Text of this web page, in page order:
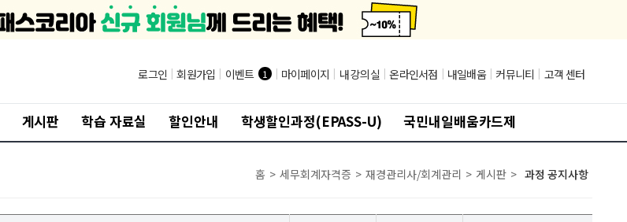
로그인 | 회원가입 | 이벤트 1 | 마이페이지 | 내 강의실 | 온라인서점 | 내일배움 | 커뮤니티 | 고객 센터
게시판 학습 자료실 할인안내 학생할인과정(EPASS-U) 국민내일배움카드제
홈 > 세무회계자격증 > 재경관리사/회계관리 > 게시판 > 과정 공지사항